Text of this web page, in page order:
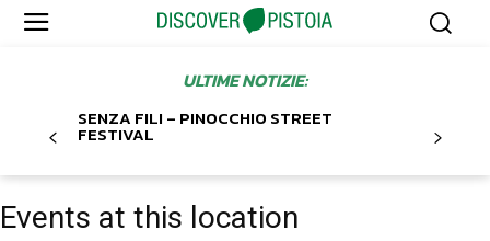
ULTIME NOTIZIE:
SENZA FILI – PINOCCHIO STREET
FESTIVAL
Events at this location